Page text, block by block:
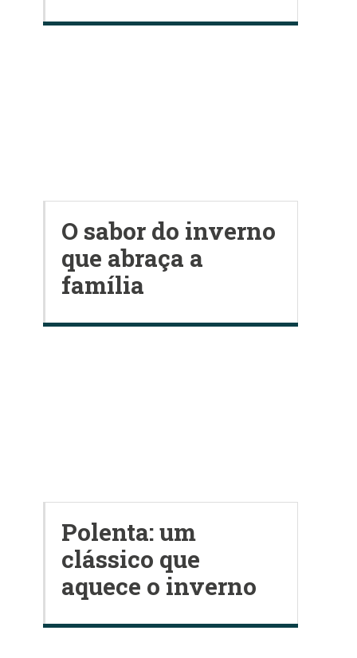
O sabor do inverno
que abraça a
família
Polenta: um
clássico que
aquece o inverno